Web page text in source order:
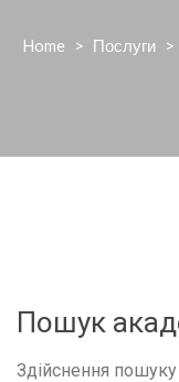
Home > Послуги >
Пошук
Здійснення